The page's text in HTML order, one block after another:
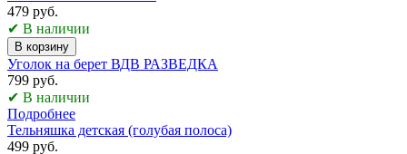
479 руб.
✔ В наличии
В корзину
Уголок на берет ВДВ РАЗВЕДКА
799 руб.
✔ В наличии
Подробнее
Тельняшка детская (голубая полоса)
499 руб.